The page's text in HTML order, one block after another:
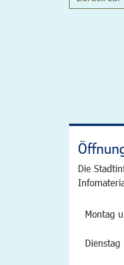
Die
Montag
Dienstag